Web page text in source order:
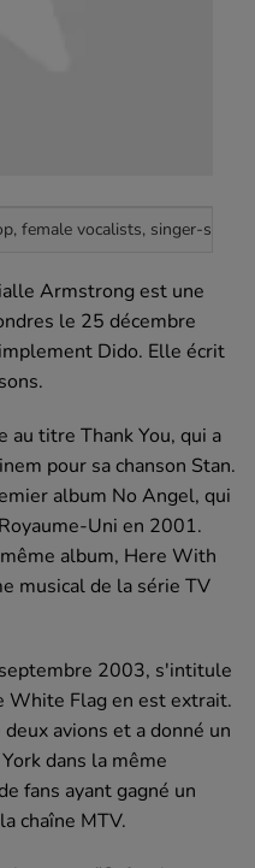
female vocalists, singer-
Armstrong est une
le 25 décembre
Dido. Elle écrit
au titre Thank You, qui a
pour sa chanson Stan.
album No Angel, qui
Uni en 2001.
album, Here With
musical de la série TV
2003, s'intitule
White Flag en est extrait.
avions et a donné un
dans la même
fans ayant gagné un
chaîne MTV.